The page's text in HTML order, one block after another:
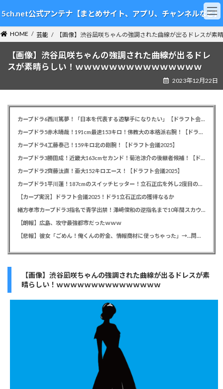
ン
テ
ン
ツ
ビ
ゲ
ー
シ
5ch.net公式アンテナ【まとめサイト、アプリ、チャンネルなど】
HOME 芸能 【画像】渋谷凪咲ちゃんの強調された曲線が出るドレスが素
【画像】渋谷凪咲ちゃんの強調された曲線が出るドレ
スが素晴らしい！ｗｗｗｗｗｗｗｗｗｗｗｗｗｗｗ
2023年12月22日
カープドラ6西川篤夢！「日本を代表する遊撃手になりたい」【ドラフト会議2025】
カープドラ5赤木晴哉！191cm最速153キロ！佛教大の本格派右腕！【ドラフト会議2025】
カープドラ4工藤泰己！159キロ北の剛腕！【ドラフト会議2025】
カープドラ3勝田成！近畿大163cmセカンド！菊池涼介の後継者候補！【ドラフト会議2025】
カープドラ2齊藤汰直！亜大152キロエース！【ドラフト会議2025】
カープドラ1平川蓮！187cmのスイッチヒッター！立石正広を外し2度目の重複も新井監督がクジを引き当てる！【ドラフト会議2025】
【カープ実況】ドラフト会議2025！ドラ1立石正広の獲得なるか
緒方孝市カープドラ3指名で青学出禁！澤﨑俊和の逆指名まで10年間スカウト出禁
【朗報】広島、攻守最強都市だったｗｗｗ
【悲報】彼女「ごめん！俺くんの貯金、情報商材に使っちゃった」→…問い詰めたらギャン泣きされたんだが俺が悪いのか？
【画像】渋谷凪咲ちゃんの強調された曲線が出るドレスが素
晴らしい！ｗｗｗｗｗｗｗｗｗｗｗｗｗｗｗ